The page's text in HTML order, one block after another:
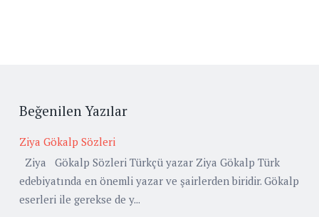
Beğenilen Yazılar
Ziya Gökalp Sözleri
Ziya Gökalp Sözleri Türkçü yazar Ziya Gökalp Türk
edebiyatında en önemli yazar ve şairlerden biridir. Gökalp
eserleri ile gerekse de y...